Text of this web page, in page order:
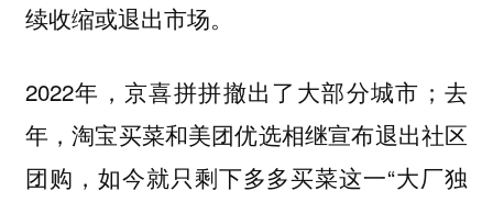
续收缩或退出市场。
2022年，京喜拼拼撤出了大部分城市；去
年，淘宝买菜和美团优选相继宣布退出社区
团购，如今就只剩下多多买菜这一“大厂独